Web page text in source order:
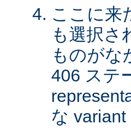
ここに来
も選択さ
ものがな
406 ステ
な